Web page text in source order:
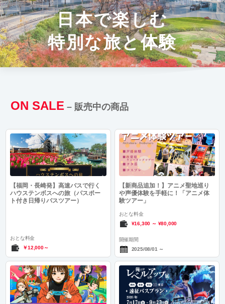
日本で楽しむ
特別な旅と体験
ON SALE – 販売中の商品
【福岡・長崎発】高速バスで行く
ハウステンボスへの旅（パスポー
ト付き日帰りバスツアー）
おとな料金
￥12,000～
【新商品追加！】アニメ聖地巡り
や声優体験を手軽に！「アニメ体
験ツアー」
おとな料金
¥16,300 ～ ¥80,000
開催期間
2025/08/01 ～